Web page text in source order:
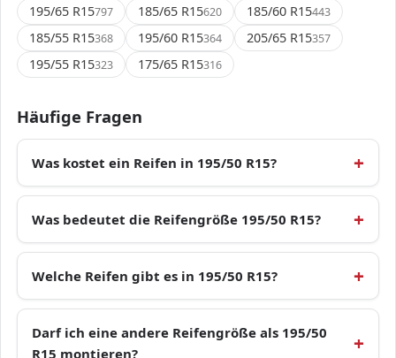
195/65 R15797 185/65 R15620 185/60 R15443
185/55 R15368 195/60 R15364 205/65 R15357
195/55 R15323 175/65 R15316
Häufige Fragen
Was kostet ein Reifen in 195/50 R15?
Was bedeutet die Reifengröße 195/50 R15?
Welche Reifen gibt es in 195/50 R15?
Darf ich eine andere Reifengröße als 195/50
R15 montieren?